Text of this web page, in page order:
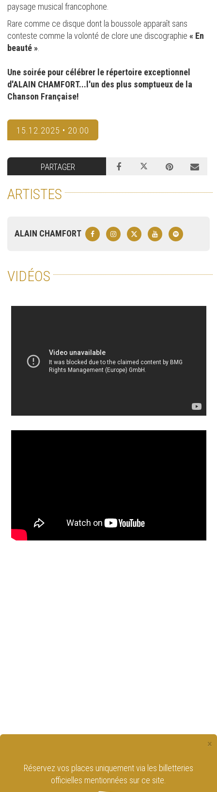
paysage musical francophone.
Rare comme ce disque dont la boussole apparaît sans
conteste comme la volonté de clore une discographie « En
beauté »
Une soirée pour célébrer le répertoire exceptionnel
d'ALAIN CHAMFORT...l'un des plus somptueux de la
Chanson Française!
15.12.2025 • 20:00
PARTAGER
ARTISTES
ALAIN CHAMFORT
VIDÉOS
×
Réservez vos places uniquement via les billetteries
officielles mentionnées sur ce site.